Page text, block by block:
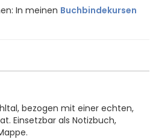
In meinen Buchbindekursen
bezogen mit einer echten,
Einsetzbar als Notizbuch,